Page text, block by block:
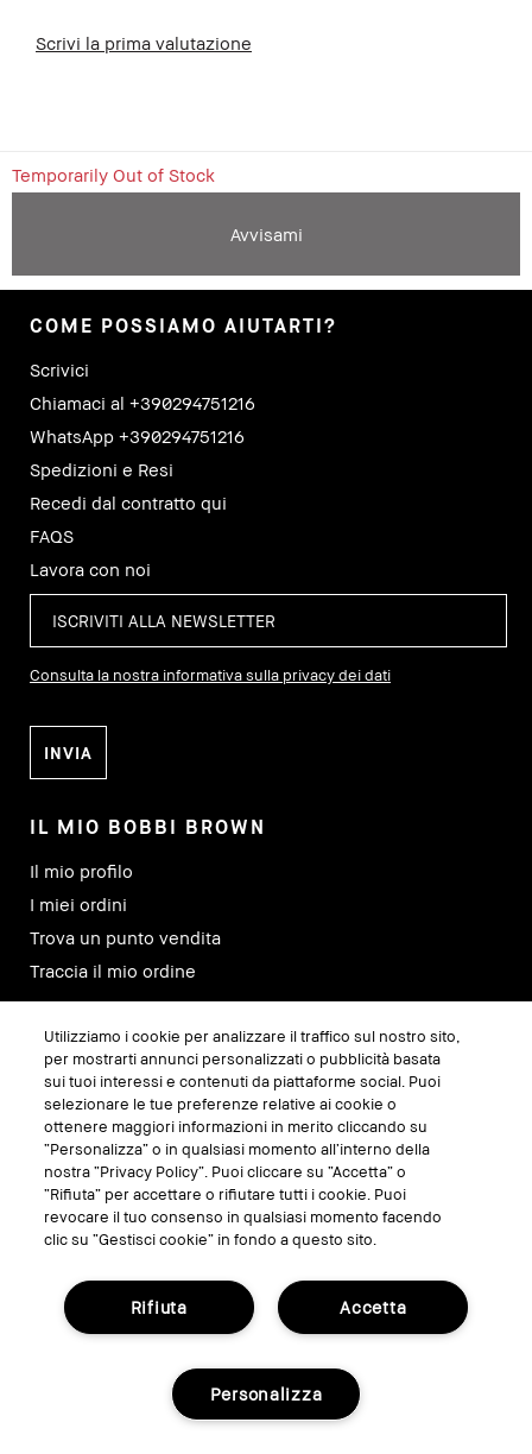
Scrivi la prima valutazione
Temporarily Out of Stock
Avvisami
COME POSSIAMO AIUTARTI?
Scrivici
Chiamaci al +390294751216
WhatsApp +390294751216
Spedizioni e Resi
Recedi dal contratto qui
FAQS
Lavora con noi
Consulta la nostra informativa sulla privacy dei dati
IL MIO BOBBI BROWN
Il mio profilo
I miei ordini
Trova un punto vendita
Traccia il mio ordine
SEGUICI SU
GESTISCI I COOKIE DEL SITO
INFORMATIVA SULLA PRIVACY
Utilizziamo i cookie per analizzare il traffico sul nostro sito,
per mostrarti annunci personalizzati o pubblicità basata
sui tuoi interessi e contenuti da piattaforme social. Puoi
selezionare le tue preferenze relative ai cookie o
ottenere maggiori informazioni in merito cliccando su
“Personalizza” o in qualsiasi momento all’interno della
nostra “Privacy Policy”. Puoi cliccare su “Accetta” o
“Rifiuta” per accettare o rifiutare tutti i cookie. Puoi
revocare il tuo consenso in qualsiasi momento facendo
clic su “Gestisci cookie” in fondo a questo sito.
Accetta
Rifiuta
Personalizza